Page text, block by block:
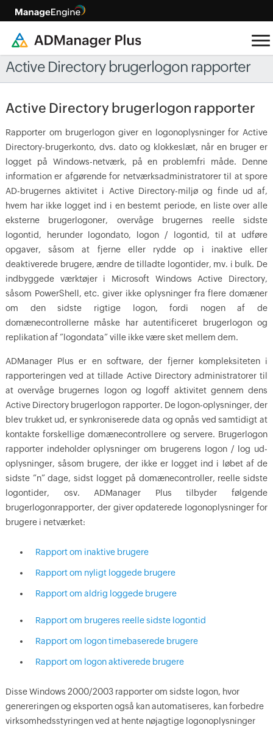
Active Directory brugerlogon rapporter
Active Directory brugerlogon rapporter
Rapporter om brugerlogon giver en logonoplysninger for Active
Directory-brugerkonto, dvs. dato og klokkeslæt, når en bruger er
logget på Windows-netværk, på en problemfri måde. Denne
information er afgørende for netværksadministratorer til at spore
AD-brugernes aktivitet i Active Directory-miljø og finde ud af,
hvem har ikke logget ind i en bestemt periode, en liste over alle
eksterne brugerlogoner, overvåge brugernes reelle sidste
logontid, herunder logondato, logon / logontid, til at udføre
opgaver, såsom at fjerne eller rydde op i inaktive eller
deaktiverede brugere, ændre de tilladte logontider, mv. i bulk. De
indbyggede værktøjer i Microsoft Windows Active Directory,
såsom PowerShell, etc. giver ikke oplysninger fra flere domæner
om den sidste rigtige logon, fordi nogen af de
domænecontrollerne måske har autentificeret brugerlogon og
replikation af ”logondata” ville ikke være sket mellem dem.
ADManager Plus er en software, der fjerner kompleksiteten i
rapporteringen ved at tillade Active Directory administratorer til
at overvåge brugernes logon og logoff aktivitet gennem dens
Active Directory brugerlogon rapporter. De logon-oplysninger, der
blev trukket ud, er synkroniserede data og opnås ved samtidigt at
kontakte forskellige domænecontrollere og servere. Brugerlogon
rapporter indeholder oplysninger om brugerens logon / log ud-
oplysninger, såsom brugere, der ikke er logget ind i løbet af de
sidste ”n” dage, sidst logget på domænecontroller, reelle sidste
logontider, osv. ADManager Plus tilbyder følgende
brugerlogonrapporter, der giver opdaterede logonoplysninger for
brugere i netværket:
Rapport om inaktive brugere
Rapport om nyligt loggede brugere
Rapport om aldrig loggede brugere
Rapport om brugeres reelle sidste logontid
Rapport om logon timebaserede brugere
Rapport om logon aktiverede brugere
Disse Windows 2000/2003 rapporter om sidste logon, hvor
genereringen og eksporten også kan automatiseres, kan forbedre
virksomhedsstyringen ved at hente nøjagtige logonoplysninger